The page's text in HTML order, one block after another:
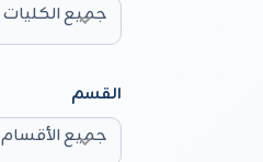
جميع الكليات
القسم
جميع الأقسام